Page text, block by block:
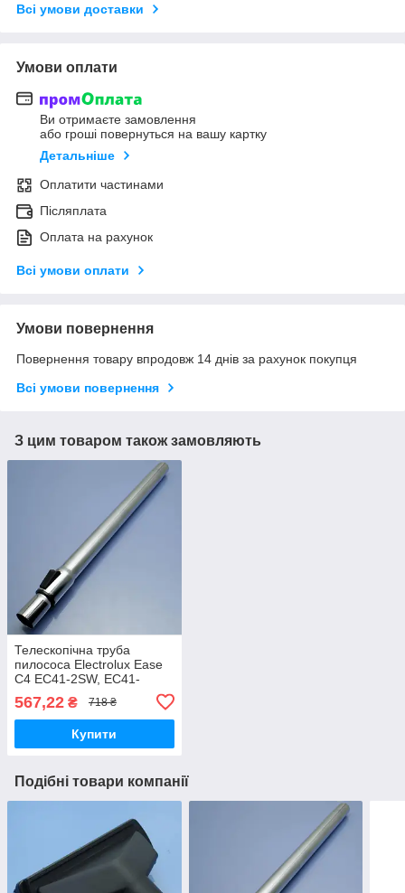
Всі умови доставки
Умови оплати
Ви отримаєте замовлення
або гроші повернуться на вашу картку
Детальніше
Оплатити частинами
Післяплата
Оплата на рахунок
Всі умови оплати
Умови повернення
Повернення товару впродовж 14 днів за рахунок покупця
Всі умови повернення
З цим товаром також замовляють
Телескопічна труба
пилососа Electrolux Ease
C4 EC41-2SW, EC41-
6DB, EC41-H2SW
567,22 ₴ 718 ₴
Купити
Подібні товари компанії